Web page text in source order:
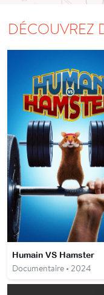
DÉCOUVREZ
Humain VS Hamster
Documentaire • 2024